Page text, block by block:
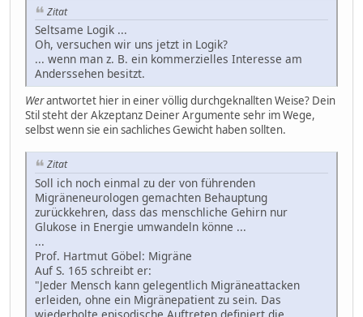
Zitat
Seltsame Logik ...
Oh, versuchen wir uns jetzt in Logik?
... wenn man z. B. ein kommerzielles Interesse am
Anderssehen besitzt.
Werantwortet hier in einer völlig durchgeknallten Weise? Dein
Stil steht der Akzeptanz Deiner Argumente sehr im Wege,
selbst wenn sie ein sachliches Gewicht haben sollten.
Zitat
Soll ich noch einmal zu der von führenden
Migräneneurologen gemachten Behauptung
zurückkehren, dass das menschliche Gehirn nur
Glukose in Energie umwandeln könne ...
...
Prof. Hartmut Göbel: Migräne
Auf S. 165 schreibt er:
"Jeder Mensch kann gelegentlich Migräneattacken
erleiden, ohne ein Migränepatient zu sein. Das